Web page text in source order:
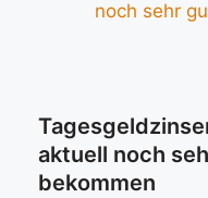
aktuell noch
bekommen